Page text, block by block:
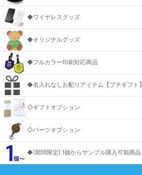
◆ワイヤレスグッズ
◆オリジナルグッズ
◆フルカラー印刷対応商品
◆名入れなしお配りアイテム【プチギフト】
◇ギフトオプション
◇パーツオプション
◆[期間限定] 1個からサンプル購入可能商品